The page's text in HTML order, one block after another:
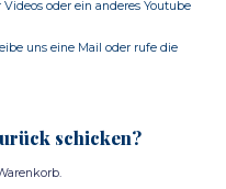
oder ein anderes Youtube
uns eine Mail oder rufe die
schicken?